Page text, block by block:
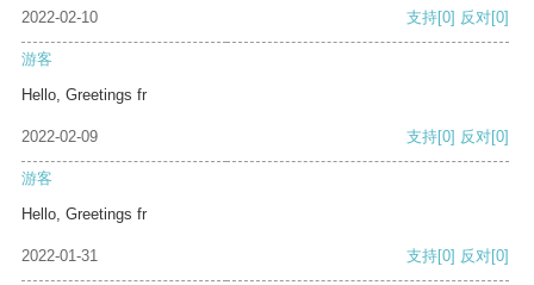
2022-02-10 支持[0] 反对[0]
游客
Hello, Greetings fr
2022-02-09 支持[0] 反对[0]
游客
Hello, Greetings fr
2022-01-31 支持[0] 反对[0]